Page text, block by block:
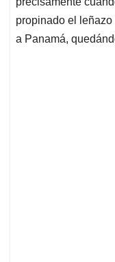
propinado el
a Panamá,